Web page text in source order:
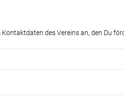
Kontaktdaten des Vereins an, den Du